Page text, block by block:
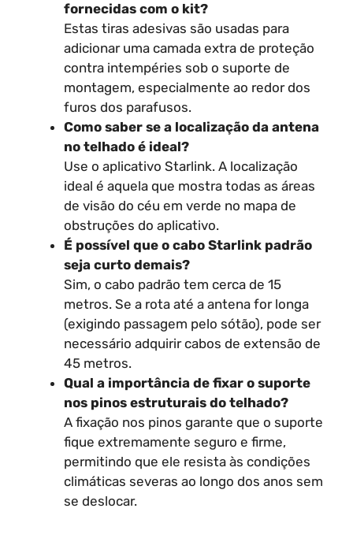
fornecidas com o kit?
Estas tiras adesivas são usadas para
adicionar uma camada extra de proteção
contra intempéries sob o suporte de
montagem, especialmente ao redor dos
furos dos parafusos.
Como saber se a localização da antena
no telhado é ideal?
Use o aplicativo Starlink. A localização
ideal é aquela que mostra todas as áreas
de visão do céu em verde no mapa de
obstruções do aplicativo.
É possível que o cabo Starlink padrão
seja curto demais?
Sim, o cabo padrão tem cerca de 15
metros. Se a rota até a antena for longa
(exigindo passagem pelo sótão), pode ser
necessário adquirir cabos de extensão de
45 metros.
Qual a importância de fixar o suporte
nos pinos estruturais do telhado?
A fixação nos pinos garante que o suporte
fique extremamente seguro e firme,
permitindo que ele resista às condições
climáticas severas ao longo dos anos sem
se deslocar.